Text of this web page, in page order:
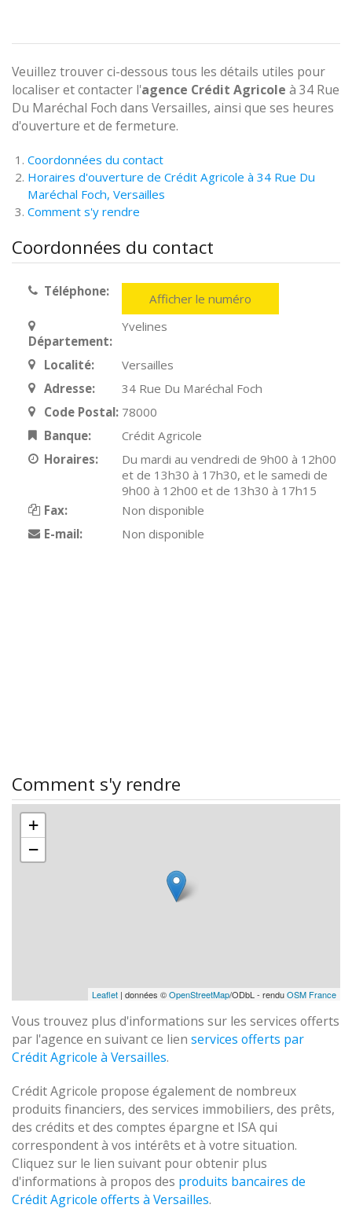
Veuillez trouver ci-dessous tous les détails utiles pour
localiser et contacter l'agence Crédit Agricole à 34 Rue
Du Maréchal Foch dans Versailles, ainsi que ses heures
d'ouverture et de fermeture.
Coordonnées du contact
Horaires d'ouverture de Crédit Agricole à 34 Rue Du
Maréchal Foch, Versailles
Comment s'y rendre
Coordonnées du contact
Téléphone: Afficher le numéro
Département:
Yvelines
Localité:
Versailles
Adresse:
34 Rue Du Maréchal Foch
Code Postal: 78000
Banque:
Crédit Agricole
Horaires:
Du mardi au vendredi de 9h00 à 12h00
et de 13h30 à 17h30, et le samedi de
9h00 à 12h00 et de 13h30 à 17h15
Fax:
Non disponible
E-mail:
Non disponible
Comment s'y rendre
+
−
Leaflet | données ©OpenStreetMap/ODbL - renduOSM France
Vous trouvez plus d'informations sur les services offerts
par l'agence en suivant ce lien services offerts par
Crédit Agricole à Versailles.
Crédit Agricole propose également de nombreux
produits financiers, des services immobiliers, des prêts,
des crédits et des comptes épargne et ISA qui
correspondent à vos intérêts et à votre situation.
Cliquez sur le lien suivant pour obtenir plus
d'informations à propos des produits bancaires de
Crédit Agricole offerts à Versailles.